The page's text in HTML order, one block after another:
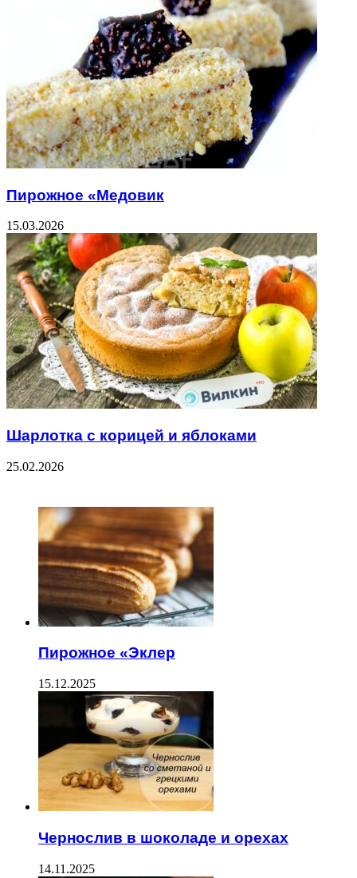
Пирожное «Медовик
15.03.2026
Шарлотка с корицей и яблоками
25.02.2026
Пирожное «Эклер
15.12.2025
Чернослив в шоколаде и орехах
14.11.2025